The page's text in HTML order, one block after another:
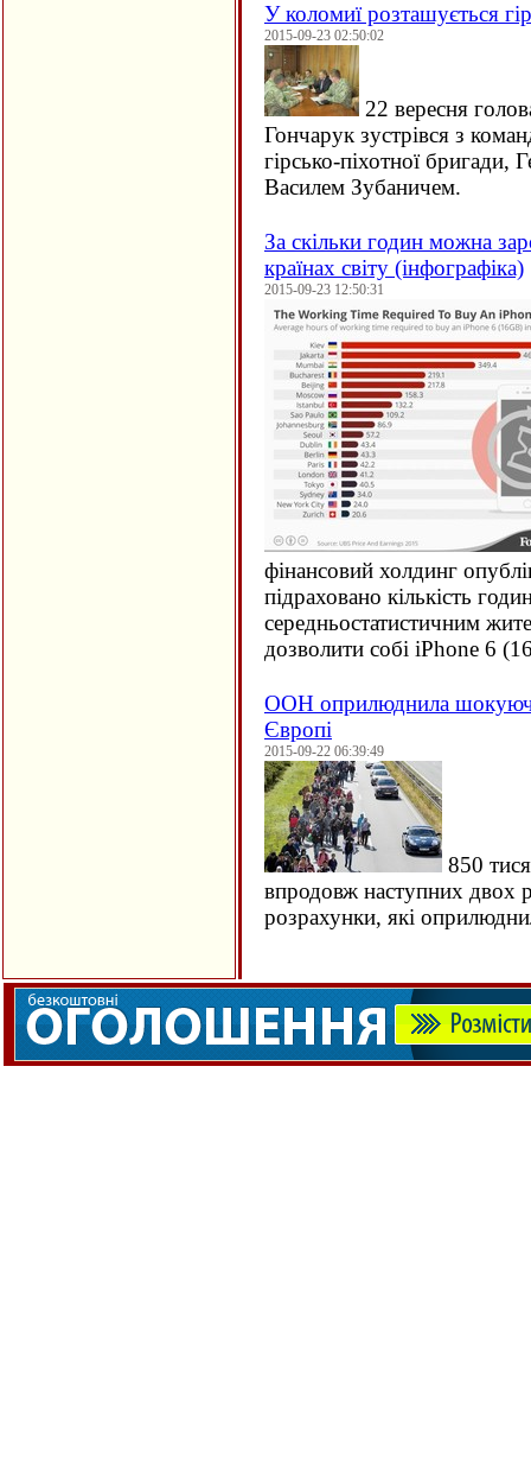
У коломиї розташується
2015-09-23 02:50:02
22 вересня
Гончарук зустрівся з
гірсько-піхотної бригади,
Василем Зубаничем.
За скільки годин можна
країнах світу (інфографіка)
2015-09-23 12:50:31
фінансовий холдинг
підраховано кількість
середньостатистичним
дозволити собі iPhone 6 (
ООН оприлюднила
Європі
2015-09-22 06:39:49
850
впродовж наступних двох
розрахунки, які